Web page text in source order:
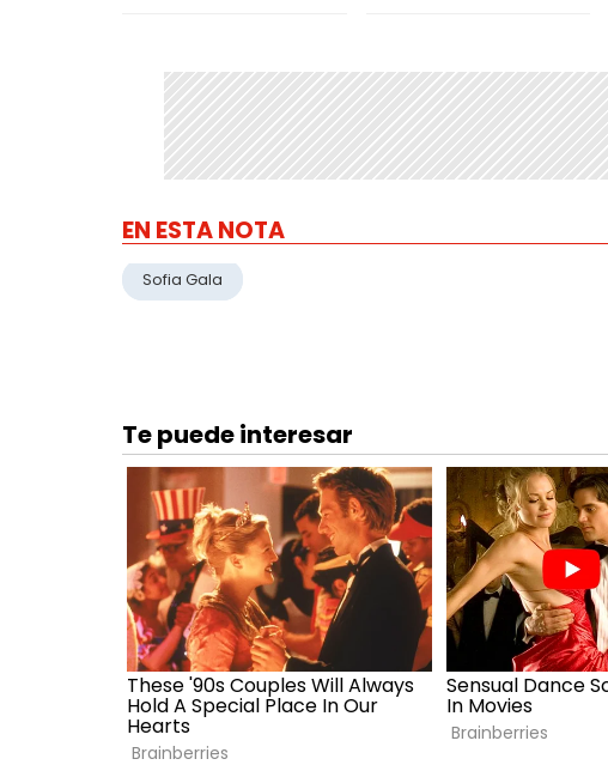
EN ESTA NOTA
Sofia Gala